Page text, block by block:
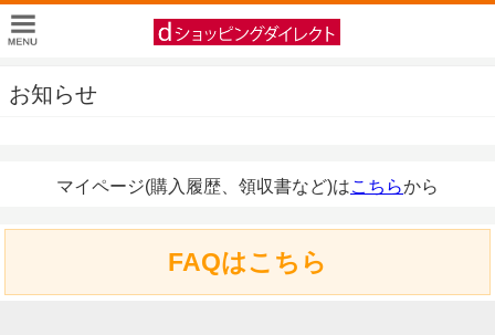
お知らせ
マイページ(購入履歴、領収書など)はこちらから
FAQはこちら